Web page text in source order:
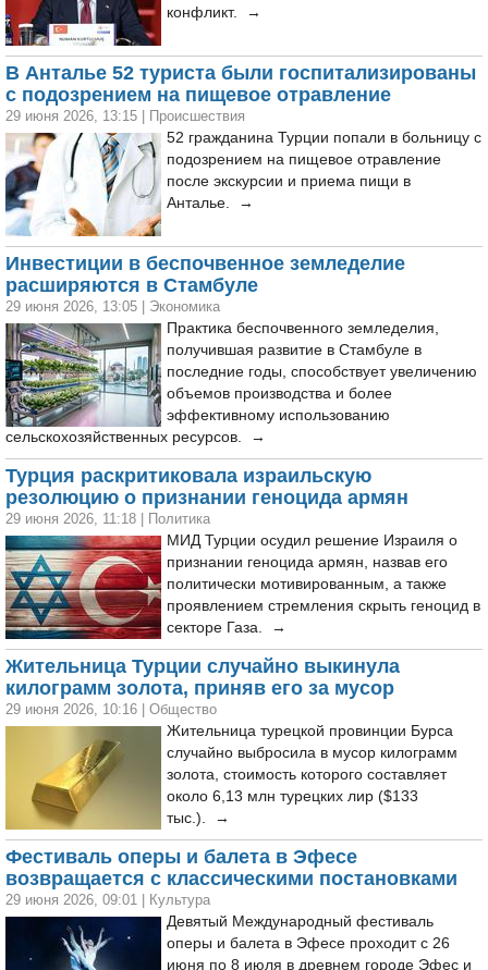
конфликт. →
В Анталье 52 туриста были госпитализированы
с подозрением на пищевое отравление
29 июня 2026, 13:15
Происшествия
52 гражданина Турции попали в больницу с
подозрением на пищевое отравление
после экскурсии и приема пищи в
Анталье. →
Инвестиции в беспочвенное земледелие
расширяются в Стамбуле
29 июня 2026, 13:05
Экономика
Практика беспочвенного земледелия,
получившая развитие в Стамбуле в
последние годы, способствует увеличению
объемов производства и более
эффективному использованию
сельскохозяйственных ресурсов. →
Турция раскритиковала израильскую
резолюцию о признании геноцида армян
29 июня 2026, 11:18
Политика
МИД Турции осудил решение Израиля о
признании геноцида армян, назвав его
политически мотивированным, а также
проявлением стремления скрыть геноцид в
секторе Газа. →
Жительница Турции случайно выкинула
килограмм золота, приняв его за мусор
29 июня 2026, 10:16
Общество
Жительница турецкой провинции Бурса
случайно выбросила в мусор килограмм
золота, стоимость которого составляет
около 6,13 млн турецких лир ($133
тыс.). →
Фестиваль оперы и балета в Эфесе
возвращается с классическими постановками
29 июня 2026, 09:01
Культура
Девятый Международный фестиваль
оперы и балета в Эфесе проходит с 26
июня по 8 июля в древнем городе Эфес и